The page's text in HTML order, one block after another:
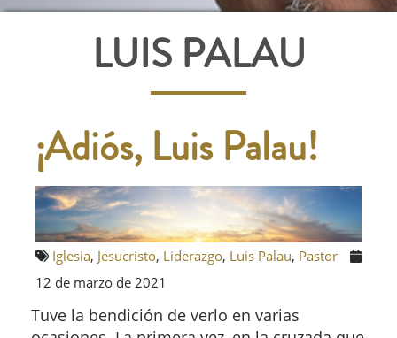
LUIS PALAU
¡Adiós, Luis Palau!
Iglesia, Jesucristo, Liderazgo, Luis Palau, Pastor
12 de marzo de 2021
Tuve la bendición de verlo en varias